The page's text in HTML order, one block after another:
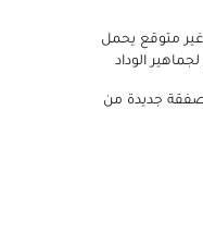
غير متوقع يحمل
الوداد
جديدة من